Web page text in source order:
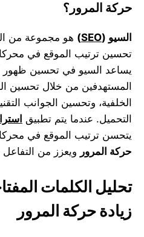
حركة المرور؟
السيو (
SEO
) هو مجموعة من
تحسين ترتيب الموقع في
يساعد السيو في تحسين ظهور
المستهدفين من خلال تحسين
الخلفية، وتحسين الجوانب
التحميل. عندما يتم تطبيق
يتحسن ترتيب الموقع في
حركة المرور ويعزز من
تحليل الكلمات
زيادة حركة المرور